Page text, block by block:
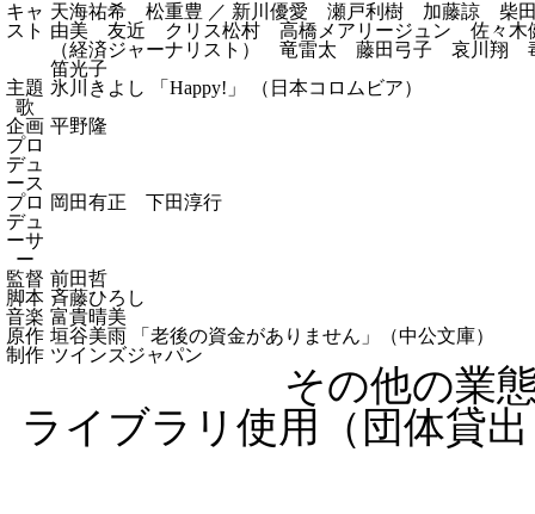
キャ
スト
天海祐希 松重豊 ／ 新川優愛 瀬戸利樹 加藤諒 柴
由美 友近 クリス松村 高橋メアリージュン 佐々
（経済ジャーナリスト） 竜雷太 藤田弓子 哀川翔
笛光子
主題
歌
氷川きよし 「Happy!」 （日本コロムビア）
企画
プロ
デュ
ース
平野隆
プロ
デュ
ーサ
ー
岡田有正 下田淳行
監督 前田哲
脚本 斉藤ひろし
音楽 富貴晴美
原作 垣谷美雨 「老後の資金がありません」（中公文庫）
制作 ツインズジャパン
その他の業
ライブラリ使用（団体貸